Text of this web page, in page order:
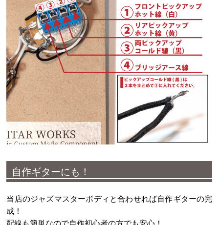
自作ギターにも！
当店のジャズマスターボディと合わせれば自作ギターの完
成！
配線も簡単なので自作初心者の方でも安心！